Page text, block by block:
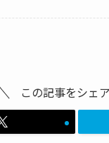
この記事をシェ